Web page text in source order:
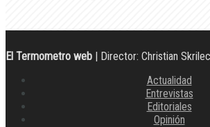
El Termometro web | Director: Christian Skrilec
Actualidad
Entrevistas
Editoriales
Opinión